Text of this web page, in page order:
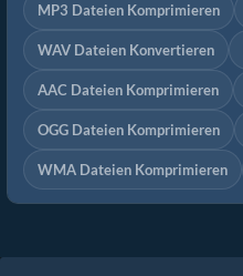
MP3 Dateien Komprimieren
WAV Dateien Konvertieren
AAC Dateien Komprimieren
OGG Dateien Komprimieren
WMA Dateien Komprimieren